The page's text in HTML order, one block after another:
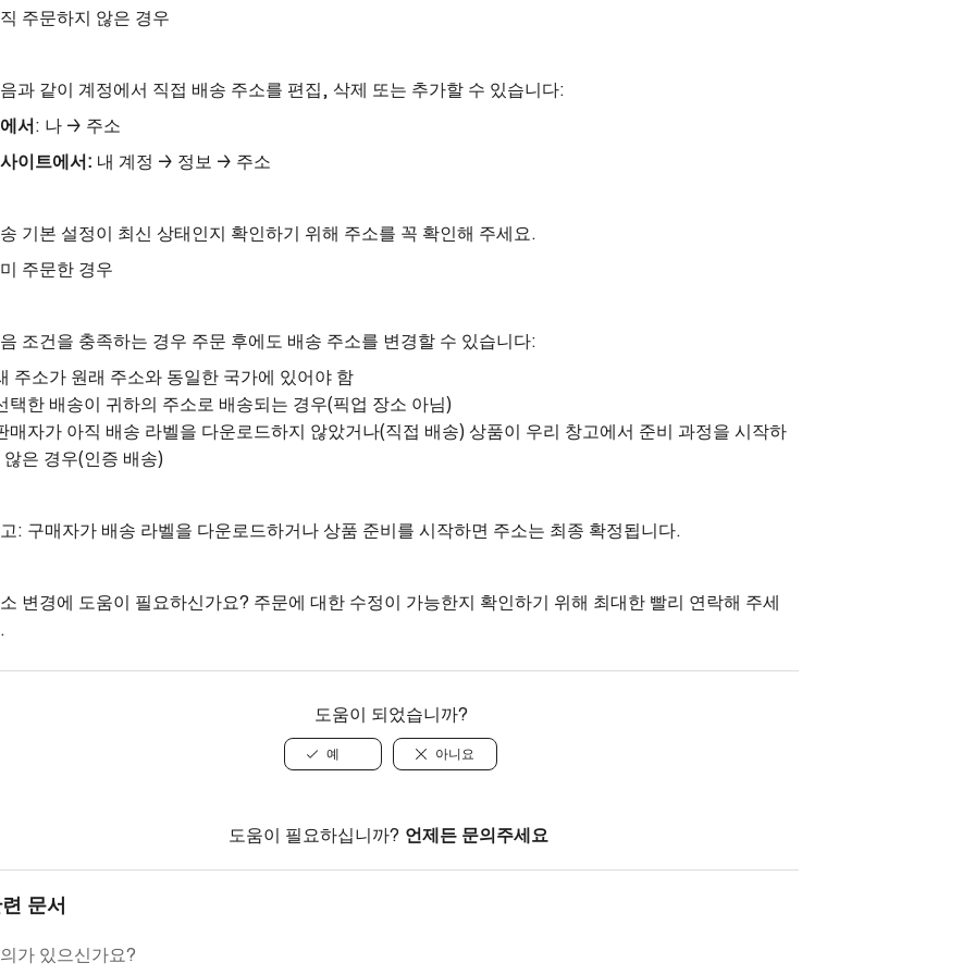
주문하지 않은 경우
과 같이 계정에서 직접 배송 주소를 편집, 삭제 또는 추가할 수 있습니다:
서 : 나 → 주소
이트에서: 내 계정 → 정보 → 주소
기본 설정이 최신 상태인지 확인하기 위해 주소를 꼭 확인해 주세요.
주문한 경우
조건을 충족하는 경우 주문 후에도 배송 주소를 변경할 수 있습니다:
주소가 원래 주소와 동일한 국가에 있어야 함
택한 배송이 귀하의 주소로 배송되는 경우(픽업 장소 아님)
매자가 아직 배송 라벨을 다운로드하지 않았거나(직접 배송) 상품이 우리 창고에서 준비 과정을 시작하
않은 경우(인증 배송)
: 구매자가 배송 라벨을 다운로드하거나 상품 준비를 시작하면 주소는 최종 확정됩니다.
변경에 도움이 필요하신가요? 주문에 대한 수정이 가능한지 확인하기 위해 최대한 빨리 연락해 주세
도움이 되었습니까?
예 아니요
도움이 필요하십니까? 언제든 문의주세요
문서
가 있으신가요?